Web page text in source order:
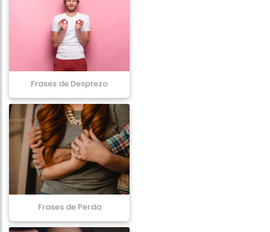
Frases de Desprezo
Frases de Perda